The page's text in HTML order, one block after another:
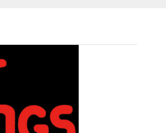
スケートツール 工具
WRISTBAND
リストバンド